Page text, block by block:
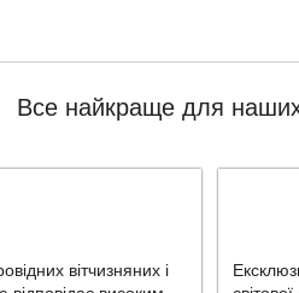
Все найкраще для наших
вітчизняних і